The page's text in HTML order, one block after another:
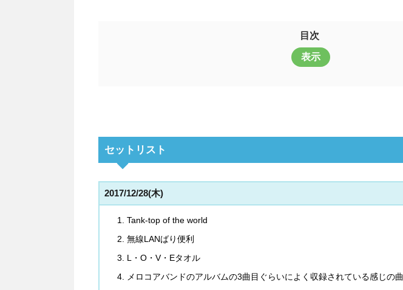
目次
表示
セットリスト
2017/12/28(木)
Tank-top of the world
無線LANばり便利
L・O・V・Eタオル
メロコアバンドのアルバムの3曲目ぐらいによく収録されている感じの曲